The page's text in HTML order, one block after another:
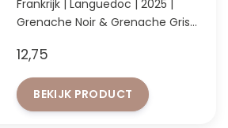
Frankrijk | Languedoc | 2025 |
Grenache Noir & Grenache Gris
Frankrijk
12,75
BEKIJK PRODUCT